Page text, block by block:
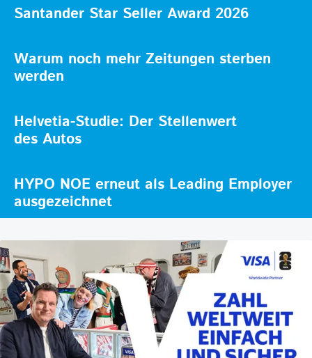
Santander Star Seller Award 2026
Warum noch mehr Zeitungen sterben
werden
Helvetia-Studie: Der Stellenwert
des Autos
HYPO NOE erneut als Leading Employer
ausgezeichnet